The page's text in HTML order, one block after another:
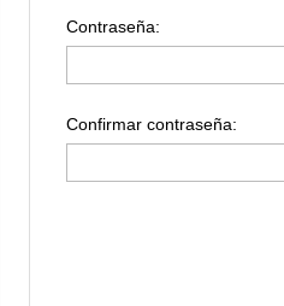
Contraseña:
Confirmar contraseña: